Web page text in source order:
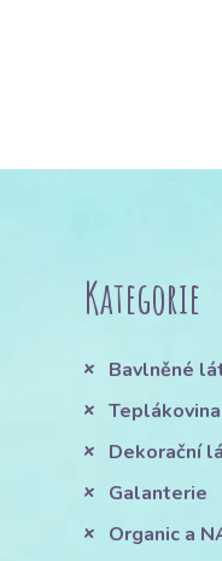
Kategorie
Bavlněné
Teplákovina
Dekorační
Galanterie
Organic a